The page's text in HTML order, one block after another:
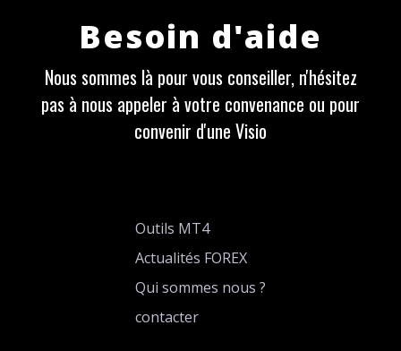
Besoin d'aide
Nous sommes là pour vous conseiller, n'hésitez
pas à nous appeler à votre convenance ou pour
convenir d'une Visio
Outils MT4
Actualités FOREX
Qui sommes nous ?
contacter